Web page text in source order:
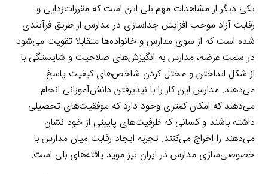
یکی دیگر از مشاهدات مهم بلی این است که مقررات‌زدایی و
رقابت آزاد موجب افزایش جداسازی در مدارس از طریق فرآیندی
شده است که از سوی مدارس و خانواده‌ها متقابلا تقویت می‌شود.
در سمت عرضه، مدارس به انگیزش‌های صلاحیت و شایستگی با
از شکل انداختن و مختل کردن شاخص‌های کیفیت پاسخ
می‌دهند. مدارس این کار را با نپذیرفتن دانش‌آموزانی انجام
می‌دهند که امکان کمتری وجود دارد که موفقیت‌های تحصیلی
داشته باشند و کسانی که ظرفیت‌های پایینی از خود نشان
می‌دهند را اخراج می‌کنند. تجربه ایجاد رقابت میان مدارس با
خصوصی‌سازی مدارس در ایران نیز موید یافته‌های بلی است.